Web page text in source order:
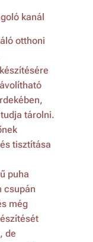
kanál
otthoni
tárolni.
tisztítása
puha
csupán
még
de